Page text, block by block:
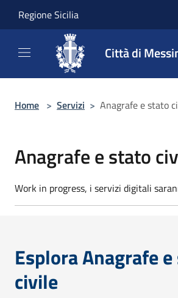
Regione Sicilia
Città di
Home > Servizi > Anagrafe e stato
Anagrafe e stato
Work in progress, i servizi digitali
Esplora Anagrafe
civile